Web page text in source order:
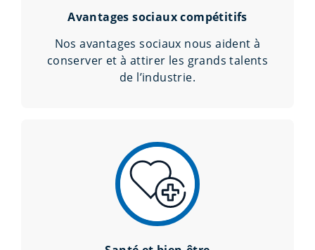
Avantages sociaux compétitifs
Nos avantages sociaux nous aident à
conserver et à attirer les grands talents
de l’industrie.